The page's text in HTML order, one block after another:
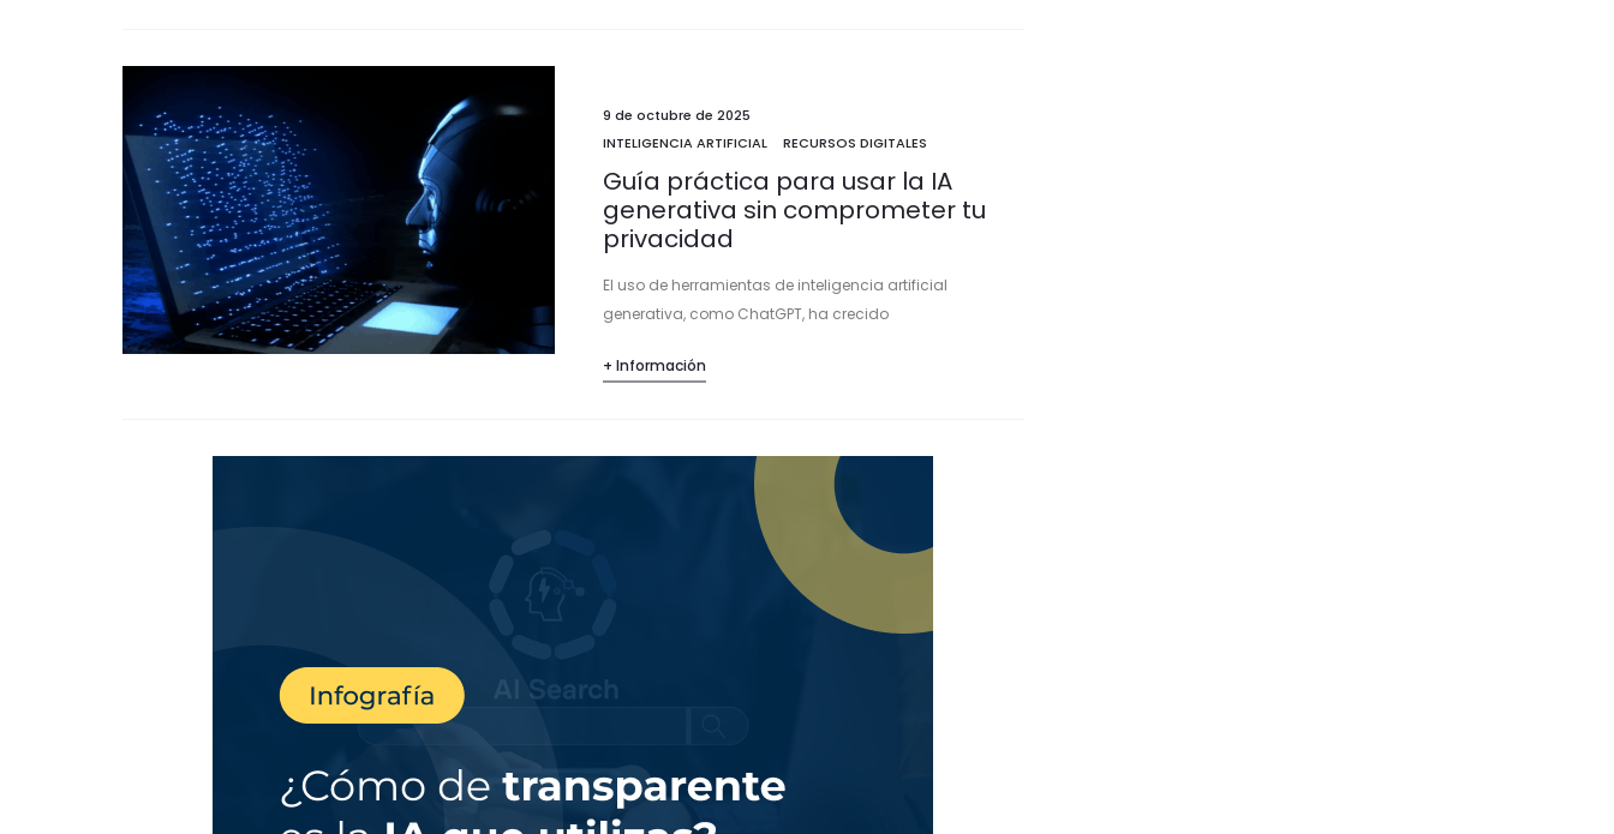
9 de octubre de 2025
INTELIGENCIA ARTIFICIAL
RECURSOS DIGITALES
Guía práctica para usar la IA
generativa sin comprometer tu
privacidad
El uso de herramientas de inteligencia artificial
generativa, como ChatGPT, ha crecido
individuales. Su potencial para automatizar tareas,
+ Información